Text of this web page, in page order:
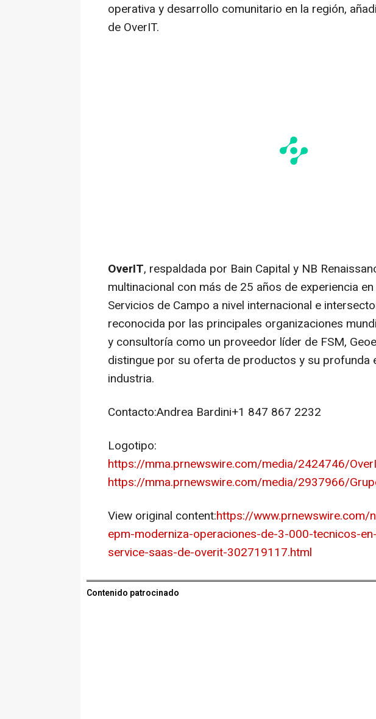
operativa y desarrollo comunitario en la región,
de OverIT.
OverIT, respaldada por Bain Capital y NB
multinacional con más de 25 años de experiencia
Servicios de Campo a nivel internacional e
reconocida por las principales organizaciones
y consultoría como un proveedor líder de FSM,
distingue por su oferta de productos y su profunda
industria.
Contacto:Andrea Bardini+1 847 867 2232
Logotipo:
https://mma.prnewswire.com/media/2424746/
https://mma.prnewswire.com/media/2937966/
View original content:https://www.prnewswire.com/
epm-moderniza-operaciones-de-3-000-tecnicos-
service-saas-de-overit-302719117.html
Contenido patrocinado